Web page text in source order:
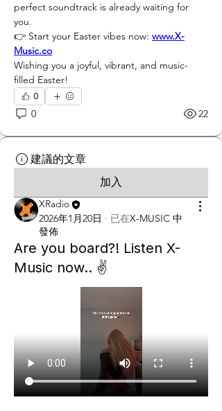
perfect soundtrack is already waiting for
you.
👉 Start your Easter vibes now: www.X-
Music.co
Wishing you a joyful, vibrant, and music-
filled Easter!
0
0 22
建議的文章
加入
XRadio
2026年1月20日 · 已在X-MUSIC 中
發佈
Are you board?! Listen X-
Music now.. ✌️